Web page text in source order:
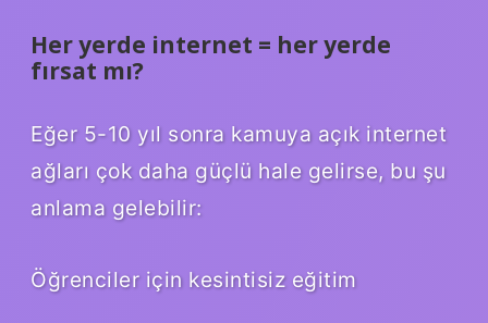
Her yerde internet = her yerde
fırsat mı?
Eğer 5-10 yıl sonra kamuya açık internet
ağları çok daha güçlü hale gelirse, bu şu
anlama gelebilir:
Öğrenciler için kesintisiz eğitim